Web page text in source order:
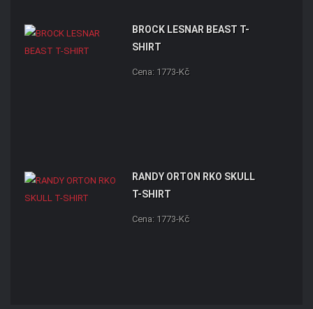
BROCK LESNAR BEAST T-
SHIRT
Cena: 1773-Kč
RANDY ORTON RKO SKULL
T-SHIRT
Cena: 1773-Kč